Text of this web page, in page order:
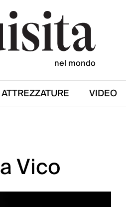
nel mondo
ATTREZZATURE VIDEO
Vico